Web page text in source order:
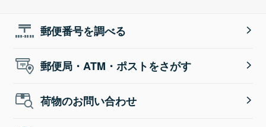
郵便番号を調べる
郵便局・ATM・ポストをさがす
荷物のお問い合わせ